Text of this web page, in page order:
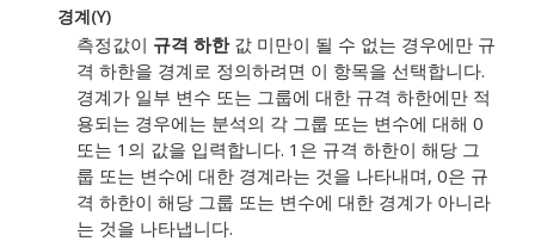
경계(Y)
측정값이 규격 하한값 미만이 될 수 없는 경우에만 규
격 하한을 경계로 정의하려면 이 항목을 선택합니다.
경계가 일부 변수 또는 그룹에 대한 규격 하한에만 적
용되는 경우에는 분석의 각 그룹 또는 변수에 대해 0
또는 1의 값을 입력합니다. 1은 규격 하한이 해당 그
룹 또는 변수에 대한 경계라는 것을 나타내며, 0은 규
격 하한이 해당 그룹 또는 변수에 대한 경계가 아니라
는 것을 나타냅니다.